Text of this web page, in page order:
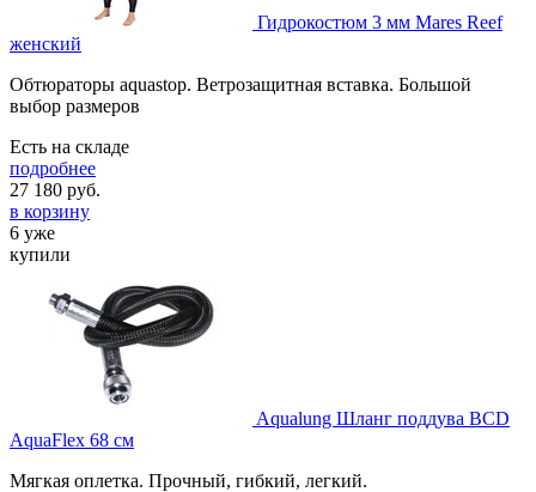
Гидрокостюм 3 мм Mares Reef
женский
Обтюраторы aquastop. Ветрозащитная вставка. Большой
выбор размеров
Есть на складе
подробнее
27 180 руб.
в корзину
6 уже
купили
Aqualung Шланг поддува BCD
AquaFlex 68 см
Мягкая оплетка. Прочный, гибкий, легкий.